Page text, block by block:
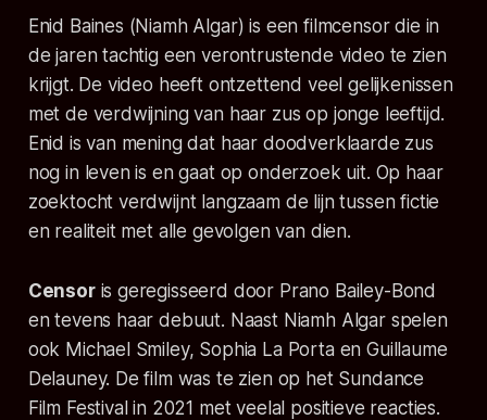
Enid Baines (Niamh Algar) is een filmcensor die in
de jaren tachtig een verontrustende video te zien
krijgt. De video heeft ontzettend veel gelijkenissen
met de verdwijning van haar zus op jonge leeftijd.
Enid is van mening dat haar doodverklaarde zus
nog in leven is en gaat op onderzoek uit. Op haar
zoektocht verdwijnt langzaam de lijn tussen fictie
en realiteit met alle gevolgen van dien.
Censoris geregisseerd door Prano Bailey-Bond
en tevens haar debuut. Naast Niamh Algar spelen
ook Michael Smiley, Sophia La Porta en Guillaume
Delauney. De film was te zien op het Sundance
Film Festival in 2021 met veelal positieve reacties.